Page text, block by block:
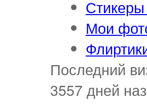
Мои
Последний
3557 дней